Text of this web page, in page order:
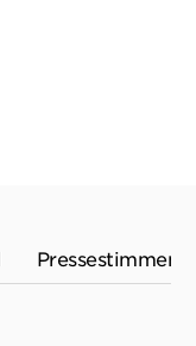
Pressestimmen